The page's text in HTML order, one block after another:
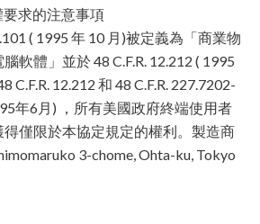
求的注意事項
( 1995 年 10 月)被定義為「商業物
軟體」並於 48 C.F.R. 12.212 ( 1995
C.F.R. 12.212 和 48 C.F.R. 227.7202-
年6月) ，所有美國政府終端使用者
僅限於本協定規定的權利。製造商
3-chome, Ohta-ku, Tokyo